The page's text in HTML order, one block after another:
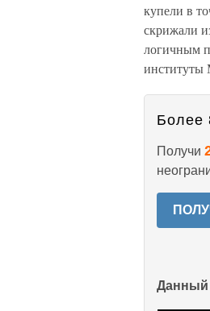
купели в
скрижали
логичным
институты
Более
Получи
Данный